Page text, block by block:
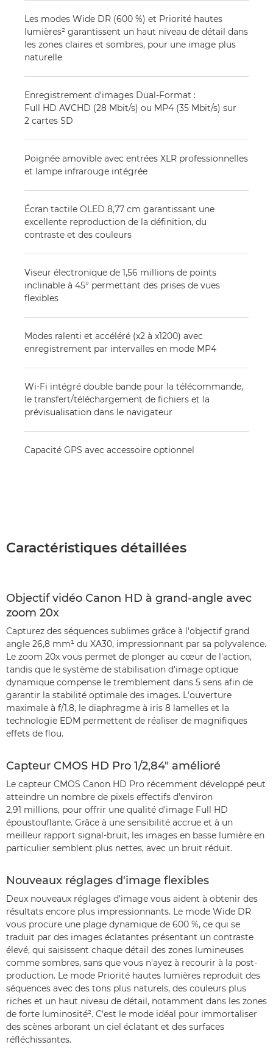
Les modes Wide DR (600 %) et Priorité hautes
lumières² garantissent un haut niveau de détail dans
les zones claires et sombres, pour une image plus
naturelle
Enregistrement d'images Dual-Format :
Full HD AVCHD (28 Mbit/s) ou MP4 (35 Mbit/s) sur
2 cartes SD
Poignée amovible avec entrées XLR professionnelles
et lampe infrarouge intégrée
Écran tactile OLED 8,77 cm garantissant une
excellente reproduction de la définition, du
contraste et des couleurs
Viseur électronique de 1,56 millions de points
inclinable à 45° permettant des prises de vues
flexibles
Modes ralenti et accéléré (x2 à x1200) avec
enregistrement par intervalles en mode MP4
Wi-Fi intégré double bande pour la télécommande,
le transfert/téléchargement de fichiers et la
prévisualisation dans le navigateur
Capacité GPS avec accessoire optionnel
Caractéristiques détaillées
Objectif vidéo Canon HD à grand-angle avec
zoom 20x
Capturez des séquences sublimes grâce à l'objectif grand
angle 26,8 mm¹ du XA30, impressionnant par sa polyvalence.
Le zoom 20x vous permet de plonger au cœur de l'action,
tandis que le système de stabilisation d'image optique
dynamique compense le tremblement dans 5 sens afin de
garantir la stabilité optimale des images. L'ouverture
maximale à f/1,8, le diaphragme à iris 8 lamelles et la
technologie EDM permettent de réaliser de magnifiques
effets de flou.
Capteur CMOS HD Pro 1/2,84" amélioré
Le capteur CMOS Canon HD Pro récemment développé peut
atteindre un nombre de pixels effectifs d'environ
2,91 millions, pour offrir une qualité d'image Full HD
époustouflante. Grâce à une sensibilité accrue et à un
meilleur rapport signal-bruit, les images en basse lumière en
particulier semblent plus nettes, avec un bruit réduit.
Nouveaux réglages d'image flexibles
Deux nouveaux réglages d'image vous aident à obtenir des
résultats encore plus impressionnants. Le mode Wide DR
vous procure une plage dynamique de 600 %, ce qui se
traduit par des images éclatantes présentant un contraste
élevé, qui saisissent chaque détail des zones lumineuses
comme sombres, sans que vous n'ayez à recourir à la post-
production. Le mode Priorité hautes lumières reproduit des
séquences avec des tons plus naturels, des couleurs plus
riches et un haut niveau de détail, notamment dans les zones
de forte luminosité². C'est le mode idéal pour immortaliser
des scènes arborant un ciel éclatant et des surfaces
réfléchissantes.